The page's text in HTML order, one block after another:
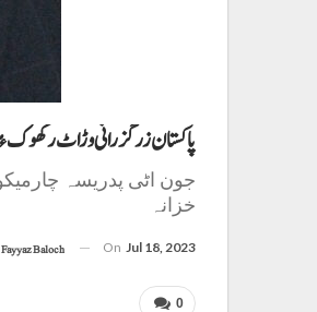
پاکستان زرگزرانی وڑاٹ رکھوک
خزانہ
Fayyaz Baloch On Jul 18, 2023
0